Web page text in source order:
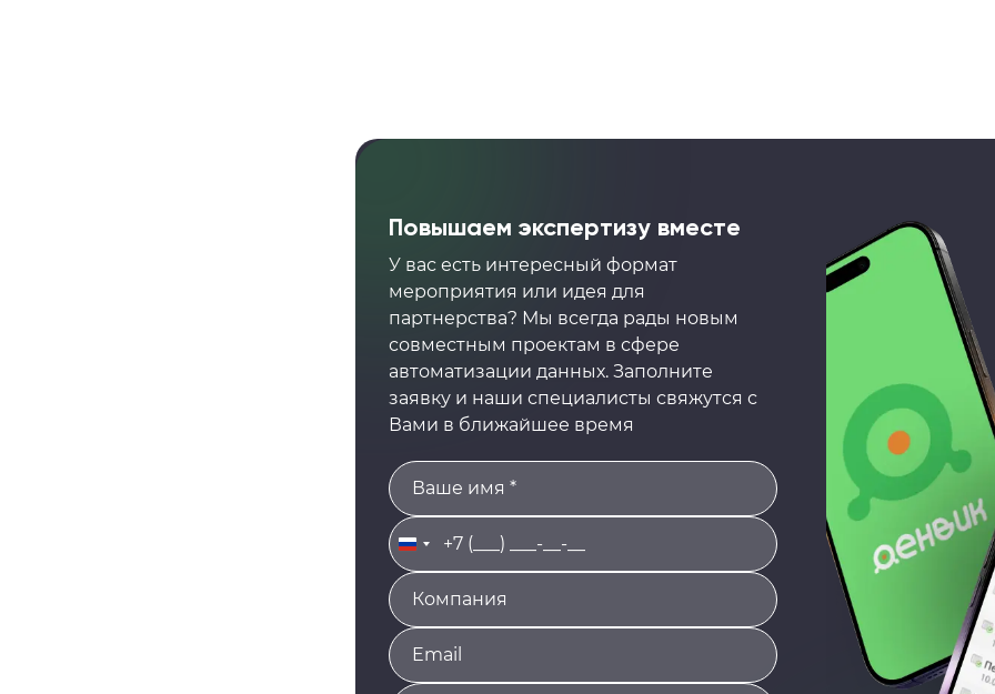
Повышаем экспертизу вместе
У вас есть интересный формат
мероприятия или идея для
партнерства? Мы всегда рады новым
совместным проектам в сфере
автоматизации данных. Заполните
заявку и наши специалисты свяжутся с
Вами в ближайшее время
Russia
+7